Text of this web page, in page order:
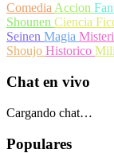
ComediaAccion
Shounen Ciencia
Seinen Magia
Shoujo Historico
Chat en vivo
Cargando chat…
Populares